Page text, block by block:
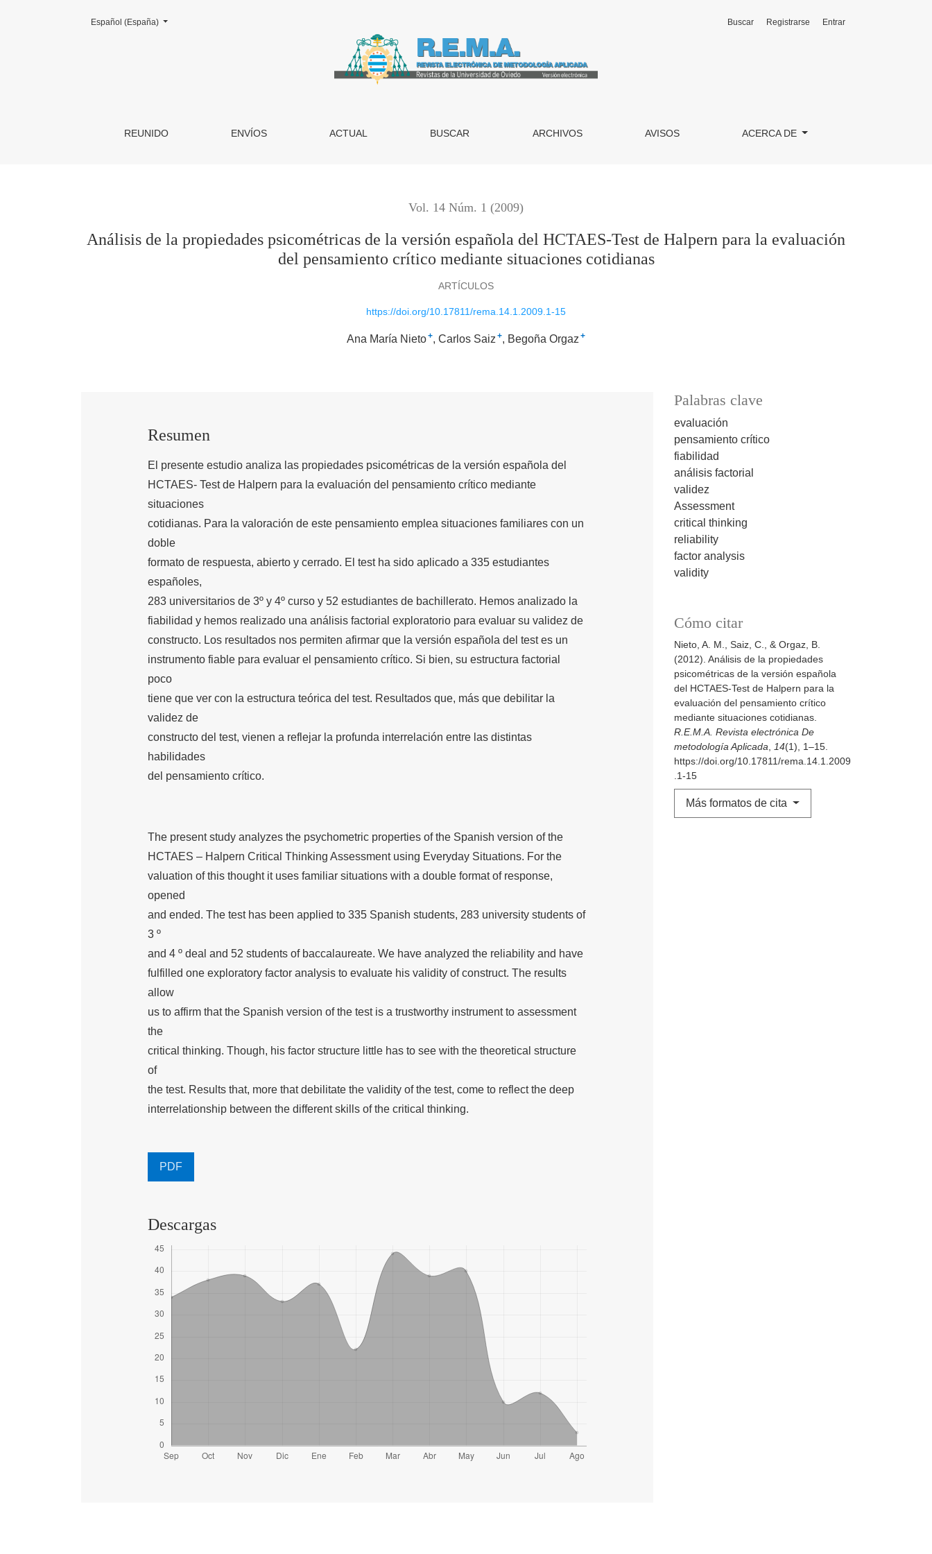
Análisis de la propiedades psicométricas de la versión española del HCTAES-Test de Halpern para la evaluación del pensamiento crítico mediante situaciones cotidianas
REUNIDO ENVÍOS ACTUAL BUSCAR ARCHIVOS AVISOS ACERCA DE
Buscar Registrarse Entrar
Cambiar el idioma. El actual es:
Español (España)
Vol. 14 Núm. 1 (2009)
Análisis de la propiedades psicométricas de la versión española del HCTAES-Test de Halpern para la evaluación
del pensamiento crítico mediante situaciones cotidianas
ARTÍCULOS
https://doi.org/10.17811/rema.14.1.2009.1-15
Ana María Nieto+ Carlos Saiz + Begoña Orgaz +
Palabras clave
evaluación
pensamiento crítico
fiabilidad
análisis factorial
validez
Assessment
critical thinking
reliability
factor analysis
validity
Cómo citar
Nieto, A. M., Saiz, C., & Orgaz, B.
(2012). Análisis de la propiedades
psicométricas de la versión española
del HCTAES-Test de Halpern para la
evaluación del pensamiento crítico
mediante situaciones cotidianas.
R.E.M.A. Revista electrónica De
metodología Aplicada, 14(1), 1–15.
https://doi.org/10.17811/rema.14.1.2009
.1-15
Más formatos de cita
Resumen
El presente estudio analiza las propiedades psicométricas de la versión española del
HCTAES- Test de Halpern para la evaluación del pensamiento crítico mediante
situaciones
cotidianas. Para la valoración de este pensamiento emplea situaciones familiares con un
doble
formato de respuesta, abierto y cerrado. El test ha sido aplicado a 335 estudiantes
españoles,
283 universitarios de 3º y 4º curso y 52 estudiantes de bachillerato. Hemos analizado la
fiabilidad y hemos realizado una análisis factorial exploratorio para evaluar su validez de
constructo. Los resultados nos permiten afirmar que la versión española del test es un
instrumento fiable para evaluar el pensamiento crítico. Si bien, su estructura factorial
poco
tiene que ver con la estructura teórica del test. Resultados que, más que debilitar la
validez de
constructo del test, vienen a reflejar la profunda interrelación entre las distintas
habilidades
del pensamiento crítico.
The present study analyzes the psychometric properties of the Spanish version of the
HCTAES – Halpern Critical Thinking Assessment using Everyday Situations. For the
valuation of this thought it uses familiar situations with a double format of response,
opened
and ended. The test has been applied to 335 Spanish students, 283 university students of
3 º
and 4 º deal and 52 students of baccalaureate. We have analyzed the reliability and have
fulfilled one exploratory factor analysis to evaluate his validity of construct. The results
allow
us to affirm that the Spanish version of the test is a trustworthy instrument to assessment
the
critical thinking. Though, his factor structure little has to see with the theoretical structure
of
the test. Results that, more that debilitate the validity of the test, come to reflect the deep
interrelationship between the different skills of the critical thinking.
PDF
Descargas